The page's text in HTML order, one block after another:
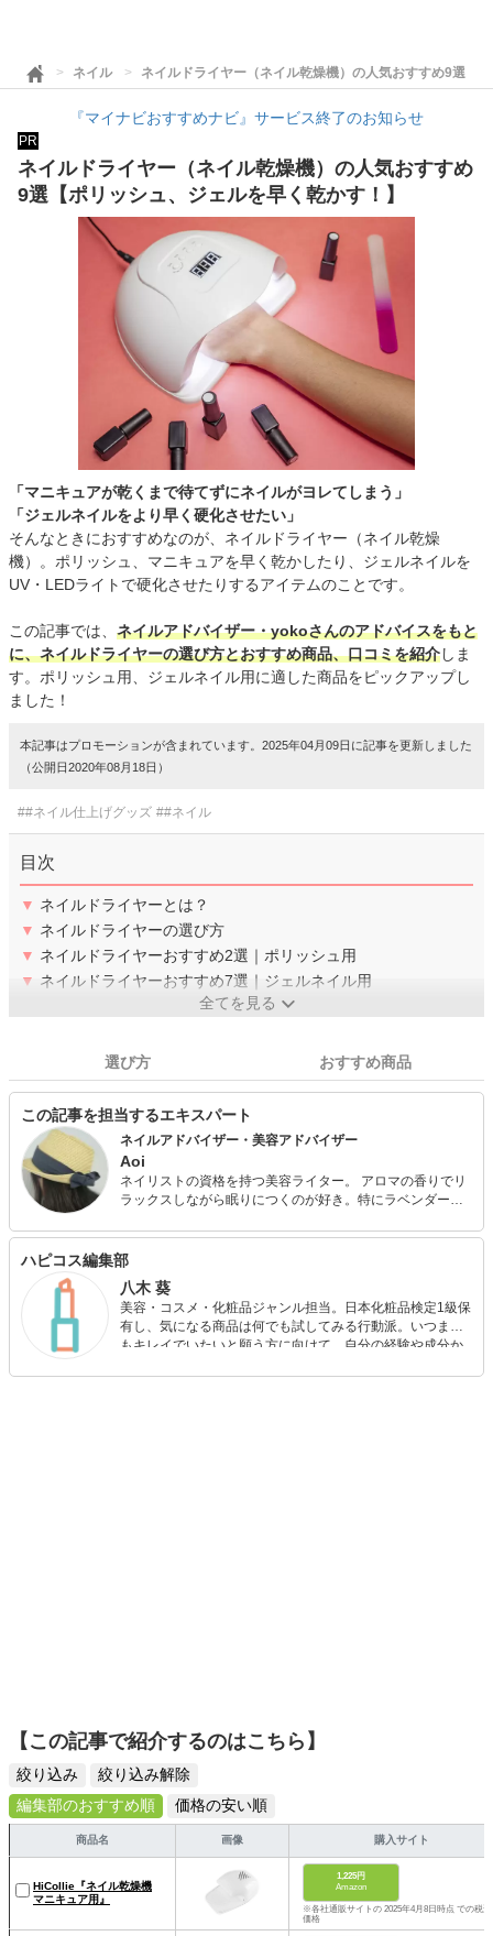
ネイル ネイルドライヤー（ネイル乾燥機）の人気おすすめ9選【
『マイナビおすすめナビ』サービス終了のお知らせ
PR
ネイルドライヤー（ネイル乾燥機）の人気おすすめ
9選【ポリッシュ、ジェルを早く乾かす！】
「マニキュアが乾くまで待てずにネイルがヨレてしまう」
「ジェルネイルをより早く硬化させたい」
そんなときにおすすめなのが、ネイルドライヤー（ネイル乾燥
機）。ポリッシュ、マニキュアを早く乾かしたり、ジェルネイルを
UV・LEDライトで硬化させたりするアイテムのことです。
この記事では、 ネイルアドバイザー・yokoさんのアドバイスをもと
に、ネイルドライヤーの選び方とおすすめ商品、口コミを紹介しま
す。ポリッシュ用、ジェルネイル用に適した商品をピックアップし
ました！
本記事はプロモーションが含まれています。2025年04月09日に記事を更新しました
（公開日2020年08月18日）
##ネイル仕上げグッズ ##ネイル
目次
▼ ネイルドライヤーとは？
▼ ネイルドライヤーの選び方
▼ ネイルドライヤーおすすめ2選｜ポリッシュ用
▼ ネイルドライヤーおすすめ7選｜ジェルネイル用
全てを見る
選び方 おすすめ商品
この記事を担当するエキスパート
ネイルアドバイザー・美容アドバイザー
Aoi
ネイリストの資格を持つ美容ライター。 アロマの香りでリ
ラックスしながら眠りにつくのが好き。特にラベンダーの
注目している。
ハピコス編集部
八木 葵
美容・コスメ・化粧品ジャンル担当。日本化粧品検定1級保
有し、気になる商品は何でも試してみる行動派。いつまで
もキレイでいたいと願う方に向けて、自分の経験や成分か
【この記事で紹介するのはこちら】
絞り込み
絞り込み解除
編集部のおすすめ順
価格の安い順
商品名 画像 購入サイト
HiCollie『ネイル乾燥機
マニキュア用』
1,225円
Amazon
※各社通販サイトの 2025年4月8日時点 での税込
価格